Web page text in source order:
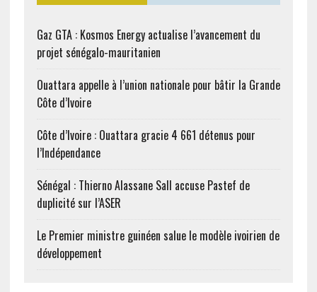
Gaz GTA : Kosmos Energy actualise l’avancement du
projet sénégalo-mauritanien
Ouattara appelle à l’union nationale pour bâtir la Grande
Côte d’Ivoire
Côte d’Ivoire : Ouattara gracie 4 661 détenus pour
l’Indépendance
Sénégal : Thierno Alassane Sall accuse Pastef de
duplicité sur l’ASER
Le Premier ministre guinéen salue le modèle ivoirien de
développement